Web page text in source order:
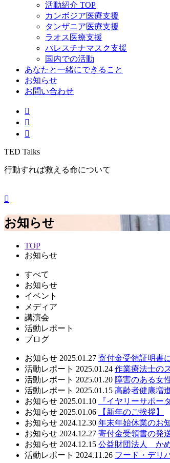
活動紹介 TOP
カンボジア医療支援
タンザニア医療支援
ラオス医療支援
パレスチナマスク支援
国内での活動
あなたと一緒にできること
お知らせ
お問い合わせ
TED Talks
行動すれば救える命について
お知らせ
TOP
お知らせ
すべて
お知らせ
イベント
メディア
講演会
活動レポート
ブログ
お知らせ 2025.01.27 寄付金受領証明書
活動レポート 2025.01.24 作業療法士の
活動レポート 2025.01.20 障害のある女
活動レポート 2025.01.15 高齢者健康増
お知らせ 2025.01.10
『イヤリーサポー
お知らせ 2025.01.06
【新年のご挨拶】
お知らせ 2024.12.30 年末年始休業のお
お知らせ 2024.12.27 寄付金受領書の発
お知らせ 2024.12.15 公益財団法人 か
活動レポート 2024.11.26 フード・デリ